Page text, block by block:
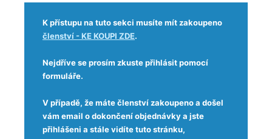
K přístupu na tuto sekci musíte mít zakoupeno
členství - KE KOUPI ZDE.
Nejdříve se prosím zkuste přihlásit pomocí
formuláře.
V případě, že máte členství zakoupeno a došel
vám email o dokončení objednávky a jste
přihlášeni a stále vidíte tuto stránku,